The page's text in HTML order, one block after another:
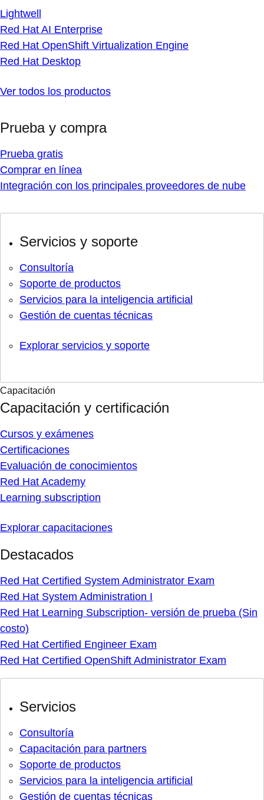
Lightwell
Red Hat AI Enterprise
Red Hat OpenShift Virtualization Engine
Red Hat Desktop
Ver todos los productos
Prueba y compra
Prueba gratis
Comprar en línea
Integración con los principales proveedores de nube
Servicios y soporte
Consultoría
Soporte de productos
Servicios para la inteligencia artificial
Gestión de cuentas técnicas
Explorar servicios y soporte
Capacitación
Capacitación y certificación
Cursos y exámenes
Certificaciones
Evaluación de conocimientos
Red Hat Academy
Learning subscription
Explorar capacitaciones
Destacados
Red Hat Certified System Administrator Exam
Red Hat System Administration I
Red Hat Learning Subscription- versión de prueba (Sin
costo)
Red Hat Certified Engineer Exam
Red Hat Certified OpenShift Administrator Exam
Servicios
Consultoría
Capacitación para partners
Soporte de productos
Servicios para la inteligencia artificial
Gestión de cuentas técnicas